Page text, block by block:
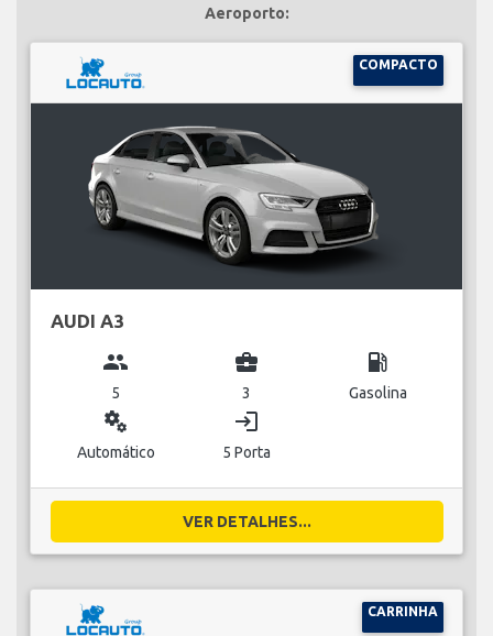
Aeroporto:
COMPACTO
AUDI A3
group
5
business_center
3
local_gas_station
Gasolina
miscellaneous_services
Automático
login
5 Porta
VER DETALHES...
CARRINHA